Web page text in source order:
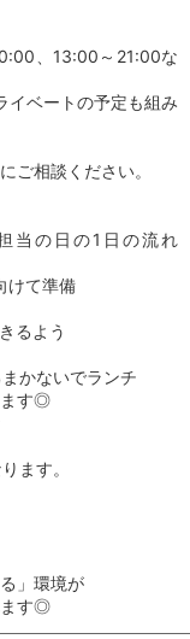
、13:00～21:00な
ベートの予定も組み
ご相談ください。
当の日の1日の流れ
けて準備
るよう
かないでランチ
す◎
ます。
」環境が
ます◎